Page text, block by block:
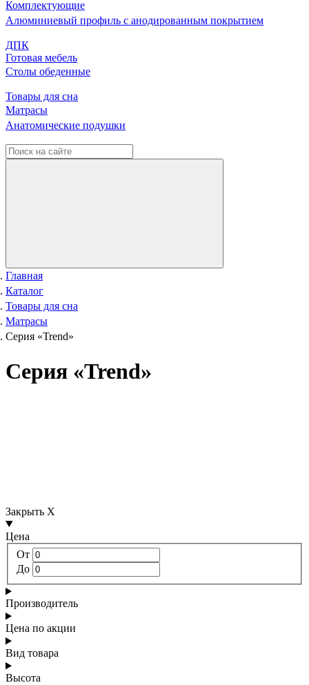
Комплектующие
Алюминиевый профиль с анодированным покрытием
ДПК
Готовая мебель
Столы обеденные
Товары для сна
Матрасы
Анатомические подушки
Главная
Каталог
Товары для сна
Матрасы
Серия «Trend»
Серия «Trend»
Закрыть X
Цена
От
До
Производитель
Цена по акции
Вид товара
Высота